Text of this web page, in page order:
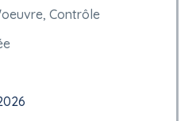
Contrôle